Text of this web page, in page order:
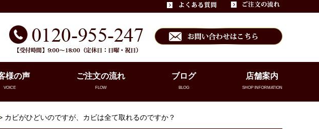
様の声
VOICE
ご注文の流れ
FLOW
ブログ
BLOG
店舗案内
SHOP INFORMATION
カビがひどいのですが、カビは全て取れるのですか？